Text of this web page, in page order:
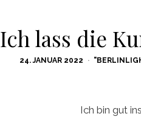
Ich lass die
POSTED
24. JANUAR 2022
Ich bin gut